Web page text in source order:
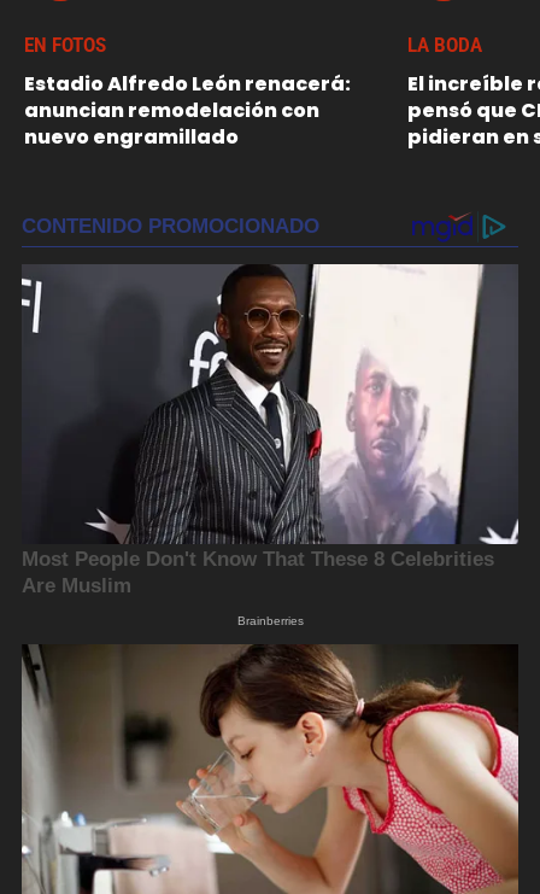
EN FOTOS
Estadio Alfredo León renacerá:
anuncian remodelación con
nuevo engramillado
LA BODA
El increíble
pensó que
pidieran en